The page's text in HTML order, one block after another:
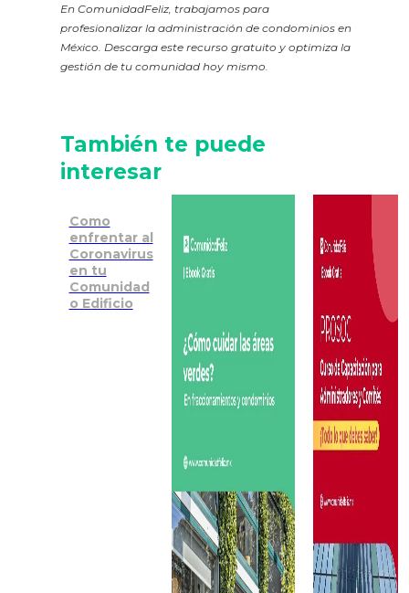
En ComunidadFeliz, trabajamos para
profesionalizar la administración de condominios en
México. Descarga este recurso gratuito y optimiza la
gestión de tu comunidad hoy mismo.
También te puede
interesar
Como
enfrentar al
Coronavirus
en tu
Comunidad
o Edificio